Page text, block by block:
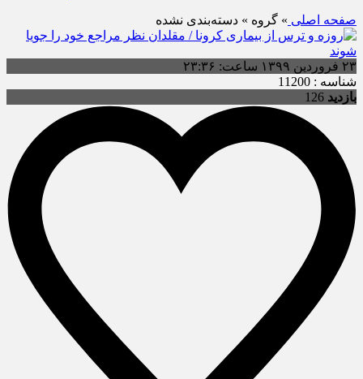
صفحه اصلی » گروه » دسته‌بندی نشده
۲۳ فروردین ۱۳۹۹ ساعت: ۲۳:۳۶
شناسه : 11200
بازدید 126